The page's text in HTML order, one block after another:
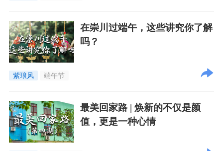
在崇川过端午，这些讲究你了解
吗？
紫琅风 端午节
最美回家路 | 焕新的不仅是颜
值，更是一种心情